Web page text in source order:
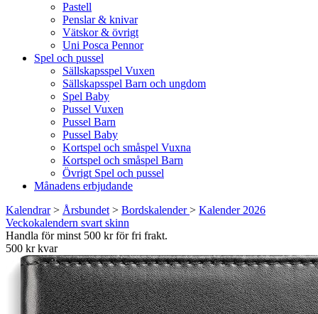
Pastell
Penslar & knivar
Vätskor & övrigt
Uni Posca Pennor
Spel och pussel
Sällskapsspel Vuxen
Sällskapsspel Barn och ungdom
Spel Baby
Pussel Vuxen
Pussel Barn
Pussel Baby
Kortspel och småspel Vuxna
Kortspel och småspel Barn
Övrigt Spel och pussel
Månadens erbjudande
Kalendrar> Årsbundet > Bordskalender> Kalender 2026
Veckokalendern svart skinn
Handla för minst 500 kr för fri frakt.
500 kr kvar